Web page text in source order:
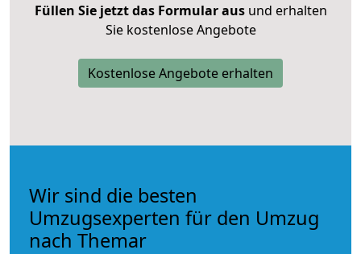
Füllen Sie jetzt das Formular ausund erhalten
Sie kostenlose Angebote
Kostenlose Angebote erhalten
Wir sind die besten
Umzugsexperten für den Umzug
nach Themar